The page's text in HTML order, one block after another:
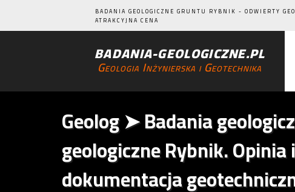
BADANIA GEOLOGICZNE GRUNTU RYBNIK - ODWIERTY
ATRAKCYJNA CENA
BADANIA-GEOLOGICZNE.PL
Geologia Inżynierska i Geotechnika
Geolog ➤ Badania
geologiczne Rybnik.
dokumentacja